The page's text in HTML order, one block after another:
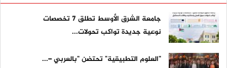
جامعة الشرق الأوسط تطلق 7 تخصصات
نوعية جديدة تواكب تحولات...
"العلوم التطبيقية" تحتضن "بالعربي –...